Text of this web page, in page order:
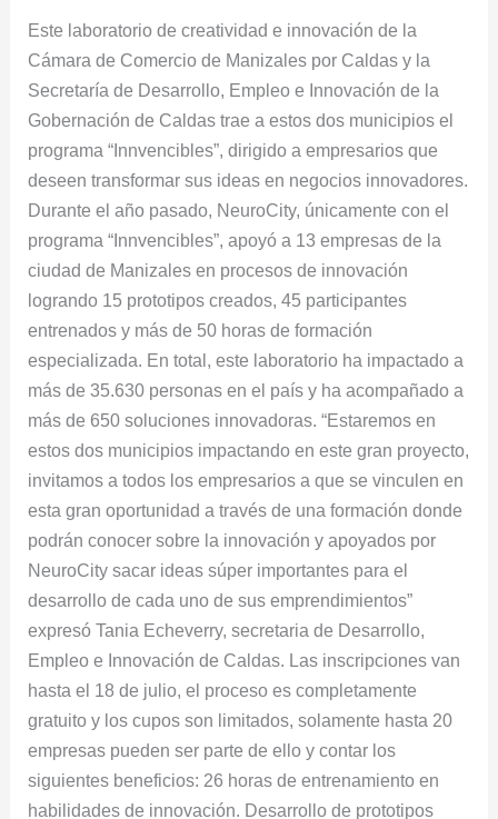
Este laboratorio de creatividad e innovación de la
Cámara de Comercio de Manizales por Caldas y la
Secretaría de Desarrollo, Empleo e Innovación de la
Gobernación de Caldas trae a estos dos municipios el
programa “Innvencibles”, dirigido a empresarios que
deseen transformar sus ideas en negocios innovadores.
Durante el año pasado, NeuroCity, únicamente con el
programa “Innvencibles”, apoyó a 13 empresas de la
ciudad de Manizales en procesos de innovación
logrando 15 prototipos creados, 45 participantes
entrenados y más de 50 horas de formación
especializada. En total, este laboratorio ha impactado a
más de 35.630 personas en el país y ha acompañado a
más de 650 soluciones innovadoras. “Estaremos en
estos dos municipios impactando en este gran proyecto,
invitamos a todos los empresarios a que se vinculen en
esta gran oportunidad a través de una formación donde
podrán conocer sobre la innovación y apoyados por
NeuroCity sacar ideas súper importantes para el
desarrollo de cada uno de sus emprendimientos”
expresó Tania Echeverry, secretaria de Desarrollo,
Empleo e Innovación de Caldas. Las inscripciones van
hasta el 18 de julio, el proceso es completamente
gratuito y los cupos son limitados, solamente hasta 20
empresas pueden ser parte de ello y contar los
siguientes beneficios: 26 horas de entrenamiento en
habilidades de innovación. Desarrollo de prototipos
de
Aguadas
y
Pácora